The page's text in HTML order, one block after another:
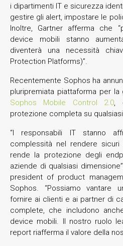
i dipartimenti IT e sicurezza
gestire gli alert, impostare le
Inoltre, Gartner afferma che
device mobili stanno
diventerà una necessità
Protection Platforms)”.
Recentemente Sophos ha
pluripremiata piattaforma per
Sophos Mobile Control 2.0,
protezione completa su
“I responsabili IT stanno
complessità nel rendere
rende la protezione degli
aziende di qualsiasi
president of product
Sophos. “Possiamo vantare
fornire ai clienti e ai partner di
complete, che includono
device mobili. Il nostro ruolo
report riafferma il valore della